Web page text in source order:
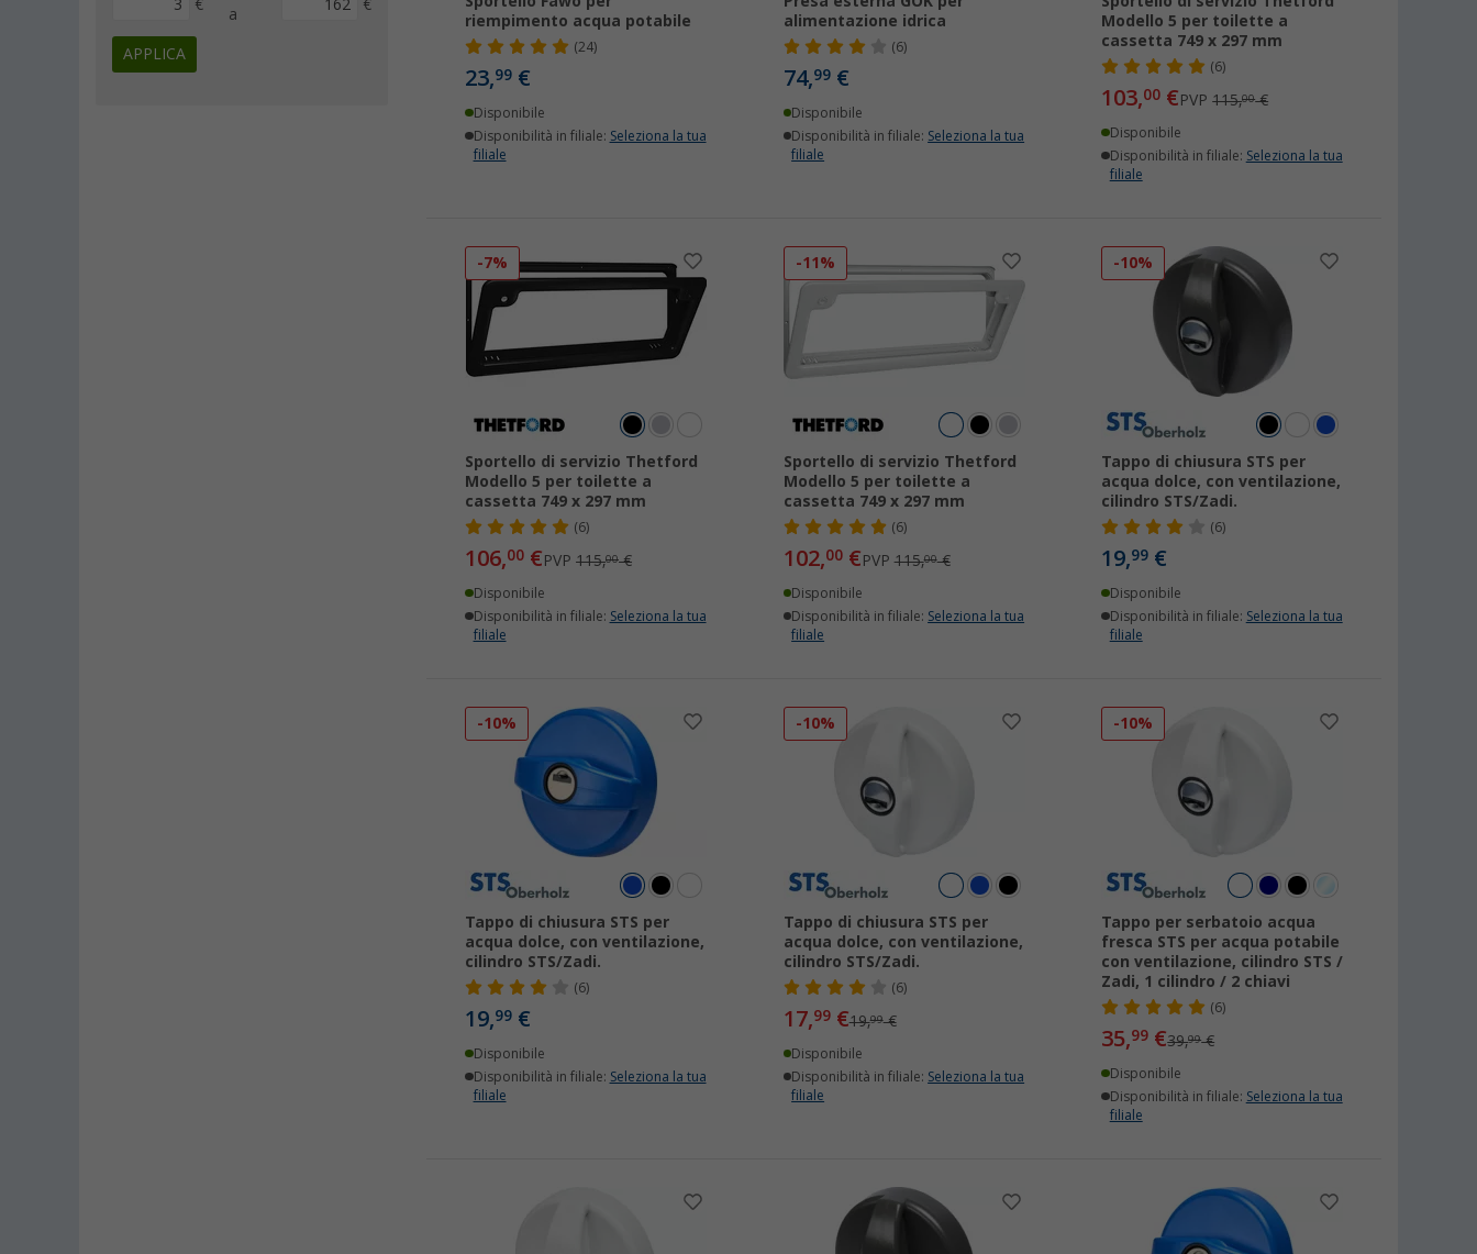
€
a
€
APPLICA
riempimento acqua potabile
(24)
23,99 €
Disponibile
Disponibilità in filiale: Seleziona la tua
filiale
alimentazione idrica
(6)
74,99€
Disponibile
Disponibilità in filiale: Seleziona la tua
filiale
Modello 5 per toilette a
cassetta 749 x 297 mm
(6)
103,00 €PVP115,00€
Disponibile
Disponibilità in filiale: Seleziona la tua
filiale
-7%
Sportello di servizio Thetford
Modello 5 per toilette a
cassetta 749 x 297 mm
(6)
106,00 €PVP115,00€
Disponibile
Disponibilità in filiale: Seleziona la tua
filiale
-11%
Sportello di servizio Thetford
Modello 5 per toilette a
cassetta 749 x 297 mm
(6)
102,00€PVP115,00€
Disponibile
Disponibilità in filiale: Seleziona la tua
filiale
-10%
Tappo di chiusura STS per
acqua dolce, con ventilazione,
cilindro STS/Zadi.
(6)
19,99 €
Disponibile
Disponibilità in filiale: Seleziona la tua
filiale
-10%
Tappo di chiusura STS per
acqua dolce, con ventilazione,
cilindro STS/Zadi.
(6)
19,99 €
Disponibile
Disponibilità in filiale: Seleziona la tua
filiale
-10%
Tappo di chiusura STS per
acqua dolce, con ventilazione,
cilindro STS/Zadi.
(6)
17,99€19,99€
Disponibile
Disponibilità in filiale: Seleziona la tua
filiale
-10%
Tappo per serbatoio acqua
fresca STS per acqua potabile
con ventilazione, cilindro STS /
Zadi, 1 cilindro / 2 chiavi
(6)
35,99 €39,99€
Disponibile
Disponibilità in filiale: Seleziona la tua
filiale